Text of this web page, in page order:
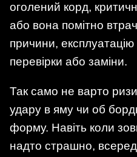
оголений корд,
або вона помітно
причини,
перевірки або заміни.
Так само не варто
удару в яму чи об
форму. Навіть коли
надто страшно,